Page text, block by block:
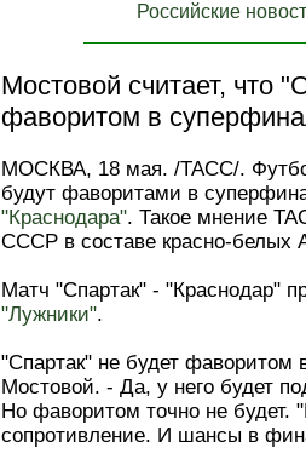
Российские
Мостовой считает, что
фаворитом в
МОСКВА, 18 мая. /ТАСС/.
будут фаворитами в
"Краснодара". Такое мнение
СССР в составе красно-белых
Матч "Спартак" - "Краснодар"
"Лужники".
"Спартак" не будет фаворитом
Мостовой. - Да, у него будет
Но фаворитом точно не будет.
сопротивление. И шансы в